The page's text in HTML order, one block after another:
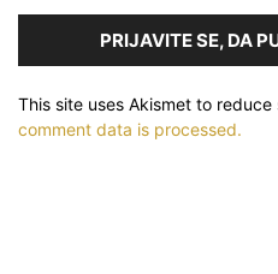
PRIJAVITE SE, DA
This site uses Akismet to reduce
comment data is processed.